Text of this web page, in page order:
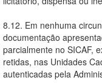
8.12. Em nenhuma
documentação
parcialmente no SICAF,
retidas, nas Unidades
autenticadas pela